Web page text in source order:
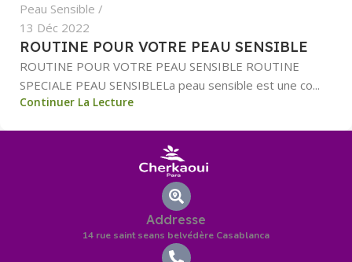
Peau Sensible
13 Déc 2022
ROUTINE POUR VOTRE PEAU SENSIBLE
ROUTINE POUR VOTRE PEAU SENSIBLE ROUTINE
SPECIALE PEAU SENSIBLELa peau sensible est une co...
Continuer La Lecture
Addresse
14 rue saint seans belvédère Casablanca